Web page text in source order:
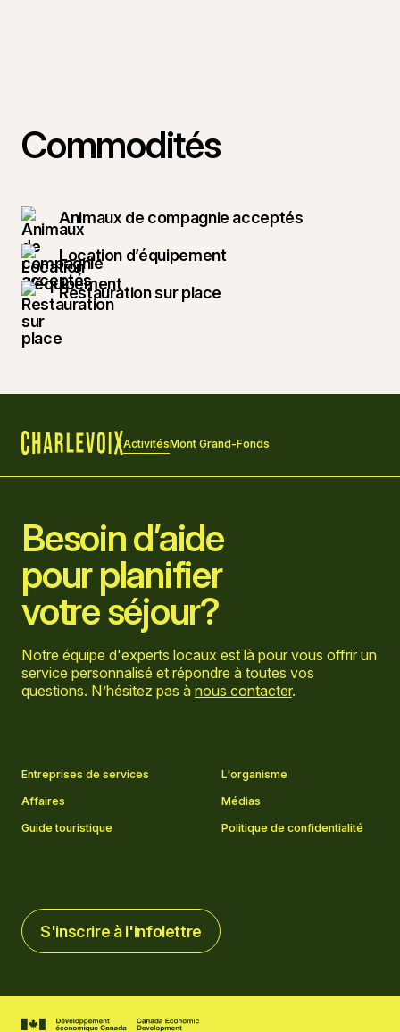
Commodités
Animaux de compagnie acceptés
Location d’équipement
Restauration sur place
ActivitésMont Grand-Fonds
Besoin d’aide
pour planifier
votre séjour?
Notre équipe d'experts locaux est là pour vous offrir un
service personnalisé et répondre à toutes vos
questions. N’hésitez pas à nous contacter.
Entreprises de services
L'organisme
Affaires
Médias
Guide touristique
Politique de confidentialité
S'inscrire à l'infolettre
S'inscrire à l'infolettre